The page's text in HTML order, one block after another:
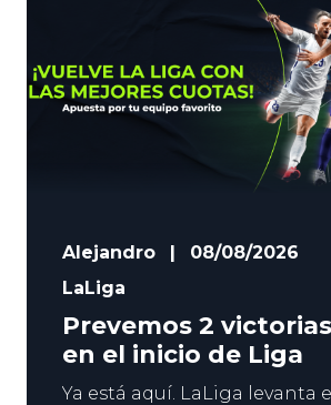
duelo entre ‘gunners’ y
dejar claras algunas dudas.
ante un cambio de ciclo
Alejandro
08/08/2026
LaLiga
Prevemos 2
en el inicio de Liga
Ya está aquí. LaLiga levanta